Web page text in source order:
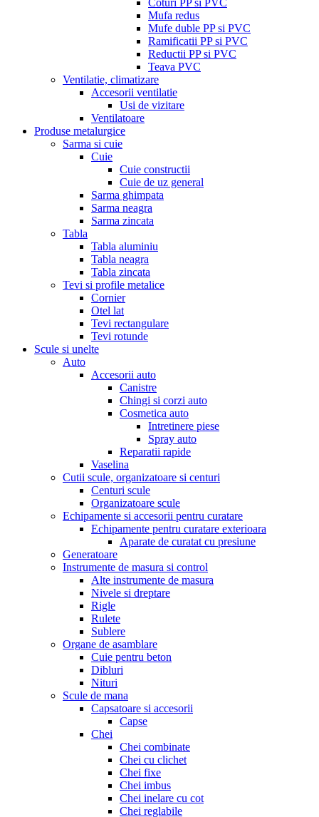
Coturi PP si PVC
Mufa redus
Mufe duble PP si PVC
Ramificatii PP si PVC
Reductii PP si PVC
Teava PVC
Ventilatie, climatizare
Accesorii ventilatie
Usi de vizitare
Ventilatoare
Produse metalurgice
Sarma si cuie
Cuie
Cuie constructii
Cuie de uz general
Sarma ghimpata
Sarma neagra
Sarma zincata
Tabla
Tabla aluminiu
Tabla neagra
Tabla zincata
Tevi si profile metalice
Cornier
Otel lat
Tevi rectangulare
Tevi rotunde
Scule si unelte
Auto
Accesorii auto
Canistre
Chingi si corzi auto
Cosmetica auto
Intretinere piese
Spray auto
Reparatii rapide
Vaselina
Cutii scule, organizatoare si centuri
Centuri scule
Organizatoare scule
Echipamente si accesorii pentru curatare
Echipamente pentru curatare exterioara
Aparate de curatat cu presiune
Generatoare
Instrumente de masura si control
Alte instrumente de masura
Nivele si dreptare
Rigle
Rulete
Sublere
Organe de asamblare
Cuie pentru beton
Dibluri
Nituri
Scule de mana
Capsatoare si accesorii
Capse
Chei
Chei combinate
Chei cu clichet
Chei fixe
Chei imbus
Chei inelare cu cot
Chei reglabile